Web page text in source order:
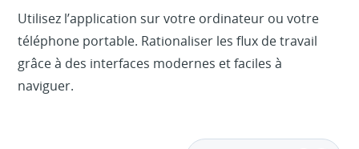
Utilisez l’application sur votre ordinateur ou votre
téléphone portable. Rationaliser les flux de travail
grâce à des interfaces modernes et faciles à
naviguer.